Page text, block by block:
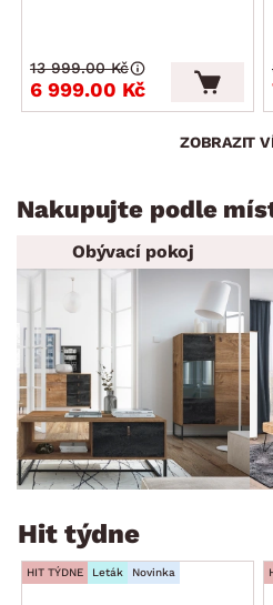
6 999.00 Kč
13 999.00 Kč
ZOBRAZIT
Nakupujte podle
Obývací pokoj
Hit týdne
HIT TÝDNE Leták Novinka